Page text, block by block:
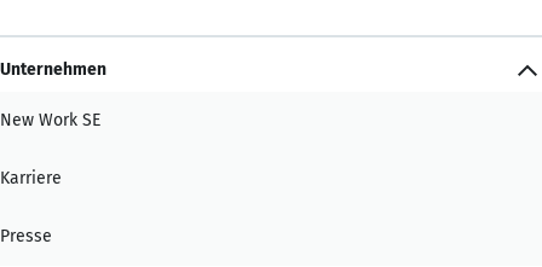
Unternehmen
New Work SE
Karriere
Presse